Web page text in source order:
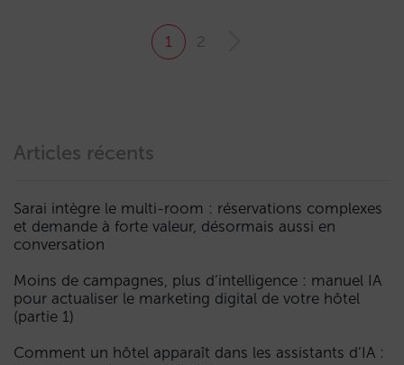
1 2
Articles récents
Sarai intègre le multi-room : réservations complexes
et demande à forte valeur, désormais aussi en
conversation
Moins de campagnes, plus d’intelligence : manuel IA
pour actualiser le marketing digital de votre hôtel
(partie 1)
Comment un hôtel apparaît dans les assistants d’IA :